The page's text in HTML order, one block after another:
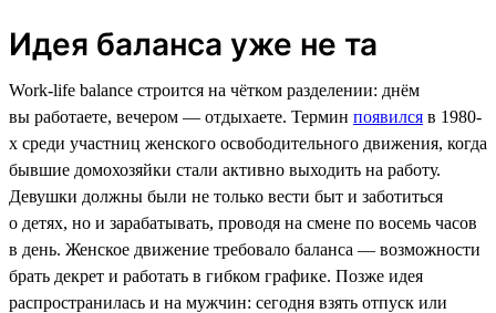
Идея баланса уже не та
Work-life balance строится на чётком разделении: днём
вы работаете, вечером — отдыхаете. Термин появился в 1980-
х среди участниц женского освободительного движения, когда
бывшие домохозяйки стали активно выходить на работу.
Девушки должны были не только вести быт и заботиться
о детях, но и зарабатывать, проводя на смене по восемь часов
в день. Женское движение требовало баланса — возможности
брать декрет и работать в гибком графике. Позже идея
распространилась и на мужчин: сегодня взять отпуск или